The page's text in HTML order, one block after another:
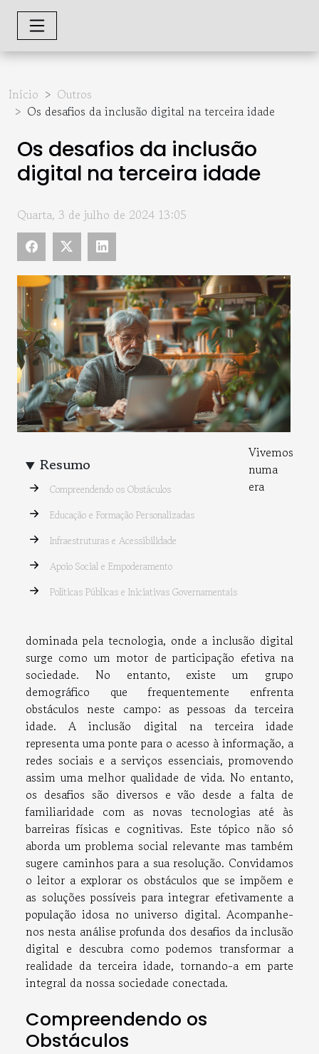
Início
Outros
Os desafios da inclusão digital na terceira idade
Os desafios da inclusão
digital na terceira idade
Quarta, 3 de julho de 2024 13:05
Resumo
Compreendendo os Obstáculos
Educação e Formação Personalizadas
Infraestruturas e Acessibilidade
Apoio Social e Empoderamento
Políticas Públicas e Iniciativas Governamentais
Vivemos
numa
era
dominada pela tecnologia, onde a inclusão digital
surge como um motor de participação efetiva na
sociedade. No entanto, existe um grupo
demográfico que frequentemente enfrenta
obstáculos neste campo: as pessoas da terceira
idade. A inclusão digital na terceira idade
representa uma ponte para o acesso à informação, a
redes sociais e a serviços essenciais, promovendo
assim uma melhor qualidade de vida. No entanto,
os desafios são diversos e vão desde a falta de
familiaridade com as novas tecnologias até às
barreiras físicas e cognitivas. Este tópico não só
aborda um problema social relevante mas também
sugere caminhos para a sua resolução. Convidamos
o leitor a explorar os obstáculos que se impõem e
as soluções possíveis para integrar efetivamente a
população idosa no universo digital. Acompanhe-
nos nesta análise profunda dos desafios da inclusão
digital e descubra como podemos transformar a
realidade da terceira idade, tornando-a em parte
integral da nossa sociedade conectada.
Compreendendo os
Obstáculos